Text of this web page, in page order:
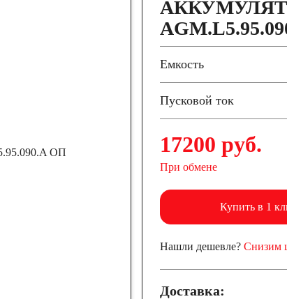
Емкость
Пусковой ток
17200 руб.
При обмене
Купить в 1
Нашли дешевле? Снизим
Доставка: